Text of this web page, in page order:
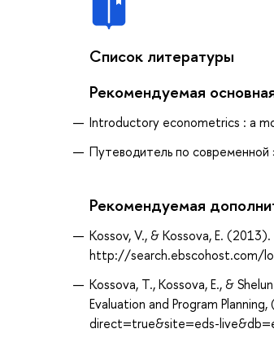
Список литературы
Рекомендуемая
Introductory econometrics : a
Путеводитель по
Рекомендуемая
Kossov, V., & Kossova, E.
http://search.ebscohost.com/
Kossova, T., Kossova, E., &
Evaluation and Program
direct=true&site=eds-